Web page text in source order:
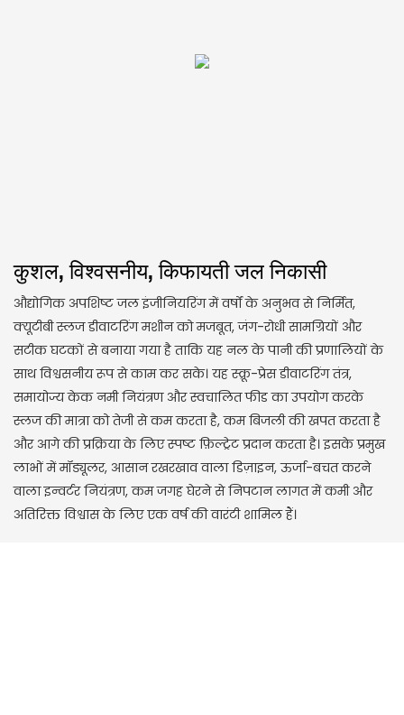
कुशल, विश्वसनीय, किफायती जल निकासी
औद्योगिक अपशिष्ट जल इंजीनियरिंग में वर्षों के अनुभव से निर्मित,
क्यूटीबी स्लज डीवाटरिंग मशीन को मजबूत, जंग-रोधी सामग्रियों और
सटीक घटकों से बनाया गया है ताकि यह नल के पानी की प्रणालियों के
साथ विश्वसनीय रूप से काम कर सके। यह स्क्रू-प्रेस डीवाटरिंग तंत्र,
समायोज्य केक नमी नियंत्रण और स्वचालित फीड का उपयोग करके
स्लज की मात्रा को तेजी से कम करता है, कम बिजली की खपत करता है
और आगे की प्रक्रिया के लिए स्पष्ट फ़िल्ट्रेट प्रदान करता है। इसके प्रमुख
लाभों में मॉड्यूलर, आसान रखरखाव वाला डिज़ाइन, ऊर्जा-बचत करने
वाला इन्वर्टर नियंत्रण, कम जगह घेरने से निपटान लागत में कमी और
अतिरिक्त विश्वास के लिए एक वर्ष की वारंटी शामिल हैं।